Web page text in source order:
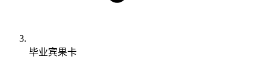
毕业宾果卡